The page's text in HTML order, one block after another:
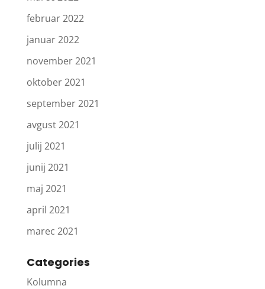
februar 2022
januar 2022
november 2021
oktober 2021
september 2021
avgust 2021
julij 2021
junij 2021
maj 2021
april 2021
marec 2021
Categories
Kolumna